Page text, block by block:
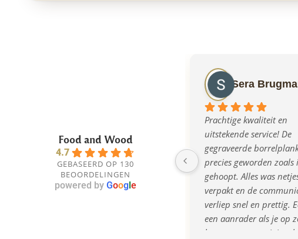
Food and Wood
4.7
GEBASEERD OP 130
BEOORDELINGEN
powered by Google
Sera
Prachtige kwaliteit en
uitstekende service! De
gegraveerde
precies geworden zoals
gehoopt. Alles was
verpakt en de
verliep snel en prettig.
een aanrader als je op
bent naar een origineel